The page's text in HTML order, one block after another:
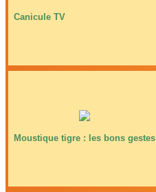
Canicule TV
Moustique tigre : les bons gestes